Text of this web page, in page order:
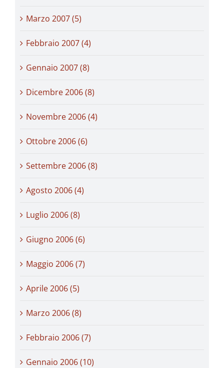
Marzo 2007 (5)
Febbraio 2007 (4)
Gennaio 2007 (8)
Dicembre 2006 (8)
Novembre 2006 (4)
Ottobre 2006 (6)
Settembre 2006 (8)
Agosto 2006 (4)
Luglio 2006 (8)
Giugno 2006 (6)
Maggio 2006 (7)
Aprile 2006 (5)
Marzo 2006 (8)
Febbraio 2006 (7)
Gennaio 2006 (10)